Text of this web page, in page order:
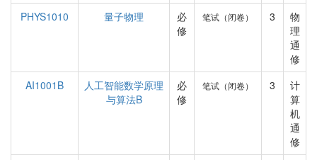
PHYS1010
量子物理
必
修
笔试（闭卷） 3
物
理
通
修
AI1001B
人工智能数学原理
与算法B
必
修
笔试（闭卷） 3
计
算
机
通
修